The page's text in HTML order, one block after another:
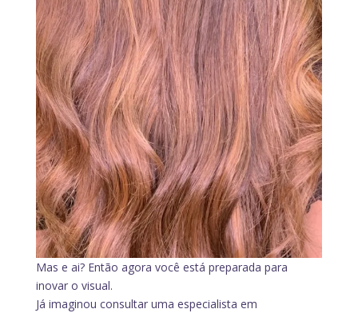
Mas e ai? Então agora você está preparada para
inovar o visual.
Já imaginou consultar uma especialista em